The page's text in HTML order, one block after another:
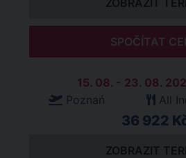
ZOBRAZIT
SPOČÍTAT
15. 08. - 23. 08.
Poznań
All
36 922
ZOBRAZIT